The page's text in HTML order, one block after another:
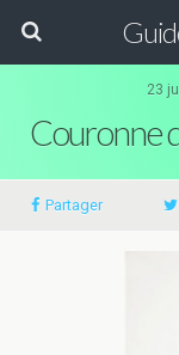
23
Couronne
Partager